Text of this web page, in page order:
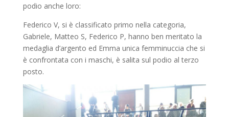
podio anche loro:
Federico V, si è classificato primo nella categoria,
Gabriele, Matteo S, Federico P, hanno ben meritato la
medaglia d’argento ed Emma unica femminuccia che si
è confrontata con i maschi, è salita sul podio al terzo
posto.